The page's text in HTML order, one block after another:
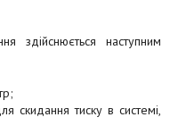
здійснюється наступним
скидання тиску в системі,